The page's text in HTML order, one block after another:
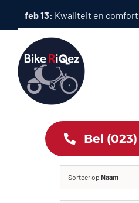
naar
inhoud
feb 13: Kwaliteit en
Tweewielers
Accessoires
Bel
Sorteer op Naam